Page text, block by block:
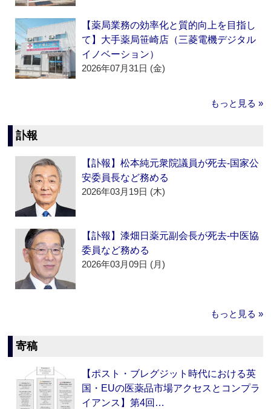
【薬局業務の効率化と質的向上を目指し
て】大手薬局笹崎店（三菱電機デジタル
イノベーション）
2026年07月31日 (金)
もっと見る »
訃報
【訃報】松本純元衆院議員が死去‐国家公
安委員長など務める
2026年03月19日 (木)
【訃報】漆畑日薬元副会長が死去‐中医協
委員など務める
2026年03月09日 (月)
もっと見る »
寄稿
【ポスト・ブレグジット時代における英
国・EUの医薬品市場アクセスとコンプラ
イアンス】第4回…